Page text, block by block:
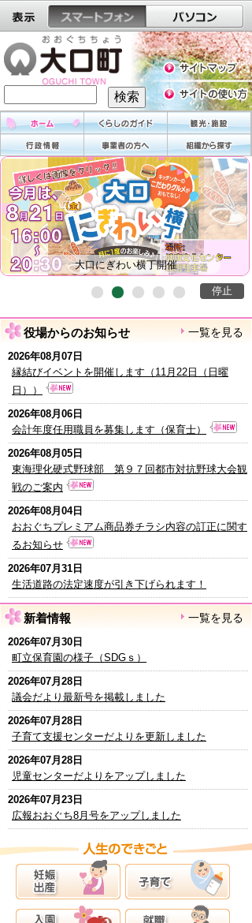
大口にぎわい横丁開催
停止
役場からのお知らせ 一覧を見る
2026年08月07日
縁結びイベントを開催します（11月22日（日曜
日））
2026年08月06日
会計年度任用職員を募集します（保育士）
2026年08月05日
東海理化硬式野球部 第９７回都市対抗野球大会観
戦のご案内
2026年08月04日
おおぐちプレミアム商品券チラシ内容の訂正に関す
るお知らせ
2026年07月31日
生活道路の法定速度が引き下げられます！
新着情報 一覧を見る
2026年07月30日
町立保育園の様子（SDGｓ）
2026年07月28日
議会だより最新号を掲載しました
2026年07月28日
子育て支援センターだよりを更新しました
2026年07月28日
児童センターだよりをアップしました
2026年07月23日
広報おおぐち8月号をアップしました